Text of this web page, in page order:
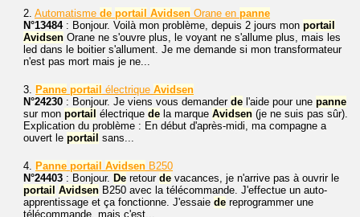
2. Automatisme de portail Avidsen Orane en panne
N°13484: Bonjour. Voilà mon problème, depuis 2 jours mon portail
Avidsen Orane ne s'ouvre plus, le voyant ne s'allume plus, mais les
led dans le boitier s'allument. Je me demande si mon transformateur
n'est pas mort mais je ne...
3. Panne portail électrique Avidsen
N°24230 : Bonjour. Je viens vous demander de l'aide pour une panne
sur mon portail électrique de la marque Avidsen (je ne suis pas sûr).
Explication du problème : En début d'après-midi, ma compagne a
ouvert le portail sans...
4. Panne portail Avidsen B250
N°24403 : Bonjour. De retour de vacances, je n'arrive pas à ouvrir le
portail Avidsen B250 avec la télécommande. J'effectue un auto-
apprentissage et ça fonctionne. J'essaie de reprogrammer une
télécommande, mais c'est...